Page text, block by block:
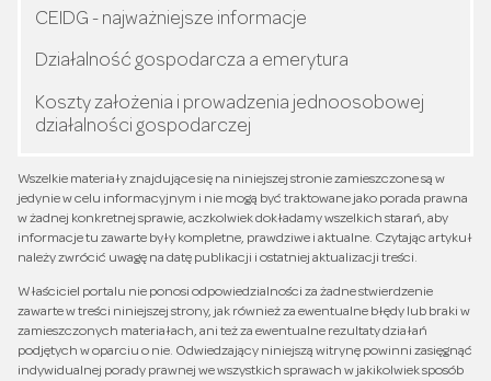
CEIDG - najważniejsze informacje
Działalność gospodarcza a emerytura
Koszty założenia i prowadzenia jednoosobowej
działalności gospodarczej
Wszelkie materiały znajdujące się na niniejszej stronie zamieszczone są w
jedynie w celu informacyjnym i nie mogą być traktowane jako porada prawna
w żadnej konkretnej sprawie, aczkolwiek dokładamy wszelkich starań, aby
informacje tu zawarte były kompletne, prawdziwe i aktualne. Czytając artykuł
należy zwrócić uwagę na datę publikacji i ostatniej aktualizacji treści.
Właściciel portalu nie ponosi odpowiedzialności za żadne stwierdzenie
zawarte w treści niniejszej strony, jak również za ewentualne błędy lub braki w
zamieszczonych materiałach, ani też za ewentualne rezultaty działań
podjętych w oparciu o nie. Odwiedzający niniejszą witrynę powinni zasięgnąć
indywidualnej porady prawnej we wszystkich sprawach w jakikolwiek sposób